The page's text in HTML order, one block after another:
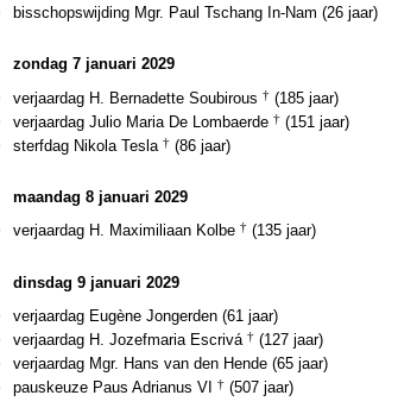
bisschopswijding Mgr. Paul Tschang In-Nam (26 jaar)
zondag 7 januari 2029
verjaardag H. Bernadette Soubirous † (185 jaar)
verjaardag Julio Maria De Lombaerde † (151 jaar)
sterfdag Nikola Tesla † (86 jaar)
maandag 8 januari 2029
verjaardag H. Maximiliaan Kolbe † (135 jaar)
dinsdag 9 januari 2029
verjaardag Eugène Jongerden (61 jaar)
verjaardag H. Jozefmaria Escrivá † (127 jaar)
verjaardag Mgr. Hans van den Hende (65 jaar)
pauskeuze Paus Adrianus VI
† (507 jaar)